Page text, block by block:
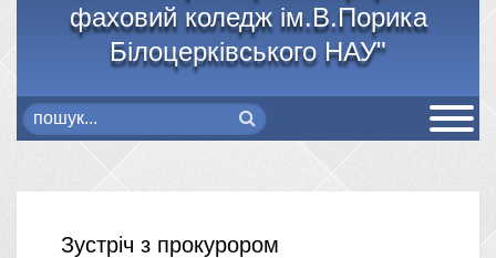
фаховий коледж ім.В.Порика
Білоцерківського НАУ"
Зустріч з прокурором